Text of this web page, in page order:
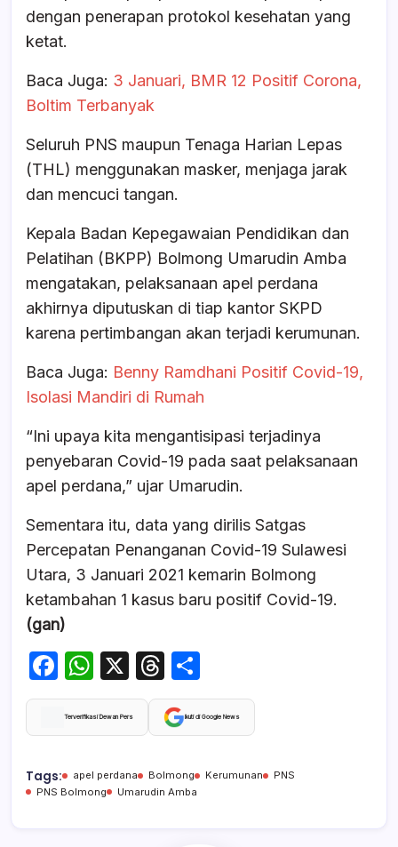
dengan penerapan protokol kesehatan yang
ketat.
Baca Juga: 3 Januari, BMR 12 Positif Corona,
Boltim Terbanyak
Seluruh PNS maupun Tenaga Harian Lepas
(THL) menggunakan masker, menjaga jarak
dan mencuci tangan.
Kepala Badan Kepegawaian Pendidikan dan
Pelatihan (BKPP) Bolmong Umarudin Amba
mengatakan, pelaksanaan apel perdana
akhirnya diputuskan di tiap kantor SKPD
karena pertimbangan akan terjadi kerumunan.
Baca Juga: Benny Ramdhani Positif Covid-19,
Isolasi Mandiri di Rumah
“Ini upaya kita mengantisipasi terjadinya
penyebaran Covid-19 pada saat pelaksanaan
apel perdana,” ujar Umarudin.
Sementara itu, data yang dirilis Satgas
Percepatan Penanganan Covid-19 Sulawesi
Utara, 3 Januari 2021 kemarin Bolmong
ketambahan 1 kasus baru positif Covid-19.
(gan)
F
a
c
b
o
W
h
at
A
p
X
T
hr
e
d
s
h
ar
Terverifikasi Dewan Pers Ikuti di Google News
Tags: apel perdana Bolmong Kerumunan
PNS
PNS Bolmong
Umarudin Amba